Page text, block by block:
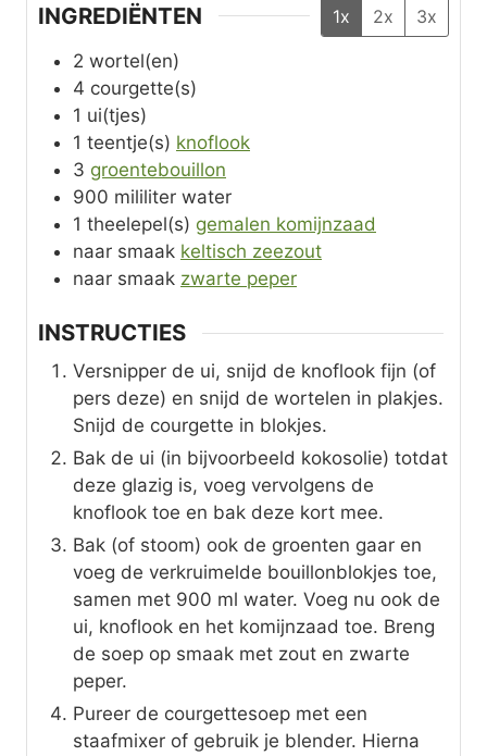
INGREDIËNTEN 1x 2x 3x
2 wortel(en)
4 courgette(s)
1 ui(tjes)
1 teentje(s) knoflook
3 groentebouillon
900 mililiter water
1 theelepel(s) gemalen komijnzaad
naar smaak keltisch zeezout
naar smaak zwarte peper
INSTRUCTIES
Versnipper de ui, snijd de knoflook fijn (of
pers deze) en snijd de wortelen in plakjes.
Snijd de courgette in blokjes.
Bak de ui (in bijvoorbeeld kokosolie) totdat
deze glazig is, voeg vervolgens de
knoflook toe en bak deze kort mee.
Bak (of stoom) ook de groenten gaar en
voeg de verkruimelde bouillonblokjes toe,
samen met 900 ml water. Voeg nu ook de
ui, knoflook en het komijnzaad toe. Breng
de soep op smaak met zout en zwarte
peper.
Pureer de courgettesoep met een
staafmixer of gebruik je blender. Hierna